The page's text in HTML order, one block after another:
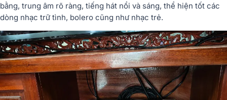
bằng, trung âm rõ ràng, tiếng hát nổi và sáng, thể hiện tốt các
dòng nhạc trữ tình, bolero cũng như nhạc trẻ.